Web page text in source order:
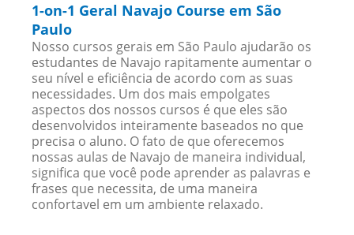
1-on-1 Geral Navajo Course em São
Paulo
Nosso cursos gerais em São Paulo ajudarão os
estudantes de Navajo rapitamente aumentar o
seu nível e eficiência de acordo com as suas
necessidades. Um dos mais empolgates
aspectos dos nossos cursos é que eles são
desenvolvidos inteiramente baseados no que
precisa o aluno. O fato de que oferecemos
nossas aulas de Navajo de maneira individual,
significa que você pode aprender as palavras e
frases que necessita, de uma maneira
confortavel em um ambiente relaxado.